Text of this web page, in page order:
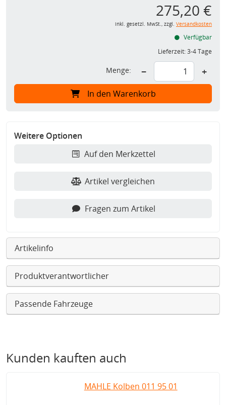
275,20 €
inkl. gesetzl. MwSt., zzgl. Versandkosten
Verfügbar
Lieferzeit:3-4 Tage
Menge: − +
In den Warenkorb
Weitere Optionen
Auf den Merkzettel
Artikel vergleichen
Fragen zum Artikel
Artikelinfo
Produktverantwortlicher
Passende Fahrzeuge
Kunden kauften auch
MAHLE Kolben 011 95 01